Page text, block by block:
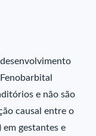
e não são
causal entre o
em gestantes e